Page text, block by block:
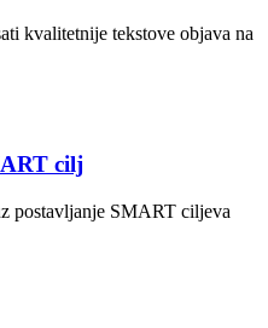
kvalitetnije tekstove objava na
cilj
postavljanje SMART ciljeva